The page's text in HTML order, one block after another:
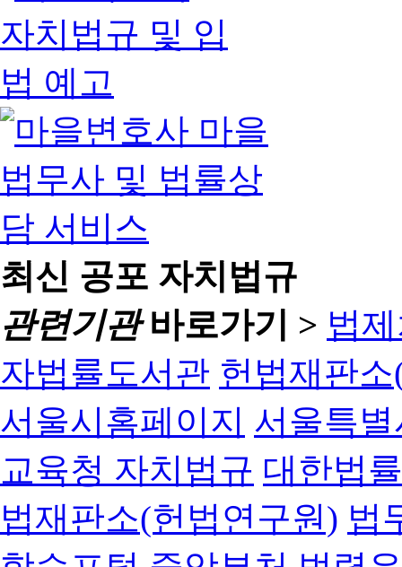
최신 공포 자치법규
관련기관바로가기 > 법
자법률도서관 헌법재판
서울시홈페이지 서울특
교육청 자치법규 대한법
법재판소(헌법연구원) 법